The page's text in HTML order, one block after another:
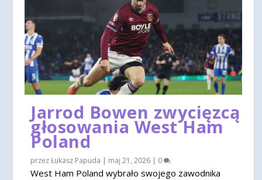
Jarrod Bowen zwycięzcą
głosowania West Ham
Poland
przezŁukasz Papuda | maj 21, 2026 | 0
West Ham Poland wybrało swojego zawodnika